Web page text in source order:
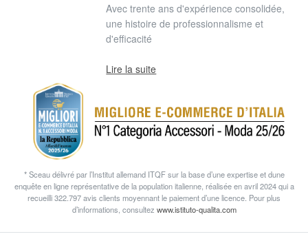
Avec trente ans d'expérience consolidée,
une histoire de professionnalisme et
d'efficacité
Lire la suite
* Sceau délivré par l’Institut allemand ITQF sur la base d’une expertise et dune
enquête en ligne représentative de la population italienne, réalisée en avril 2024 qui a
recueilli 322.797 avis clients moyennant le paiement d’une licence. Pour plus
d’informations, consultez www.istituto-qualita.com